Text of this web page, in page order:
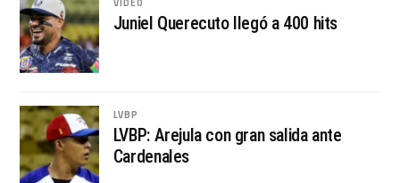
VIDEO
Juniel Querecuto llegó a 400 hits
LVBP
LVBP: Arejula con gran salida ante
Cardenales